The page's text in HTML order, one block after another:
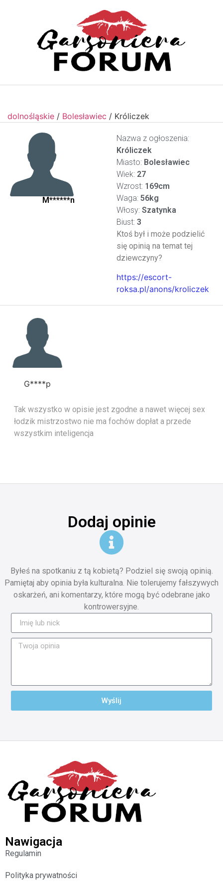
dolnośląskie / Bolesławiec / Króliczek
M******n
Nazwa z ogłoszenia:
Króliczek
Miasto: Bolesławiec
Wiek: 27
Wzrost: 169cm
Waga: 56kg
Włosy: Szatynka
Biust: 3
Ktoś był i może podzielić
się opinią na temat tej
dziewczyny?
https://escort-
roksa.pl/anons/kroliczek
G****p
Tak wszystko w opisie jest zgodne a nawet więcej sex
łodzik mistrzostwo nie ma fochów dopłat a przede
wszystkim inteligencja
Dodaj opinie
Byłeś na spotkaniu z tą kobietą? Podziel się swoją opinią.
Pamiętaj aby opinia była kulturalna. Nie tolerujemy fałszywych
oskarżeń, ani komentarzy, które mogą być odebrane jako
kontrowersyjne.
Wyślij
Nawigacja
Regulamin
Polityka prywatności